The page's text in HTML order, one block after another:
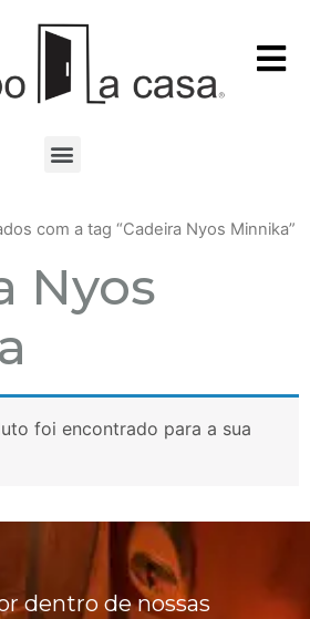
com a tag “Cadeira Nyos Minnika”
Nyos
foi encontrado para a sua
dentro de nossas